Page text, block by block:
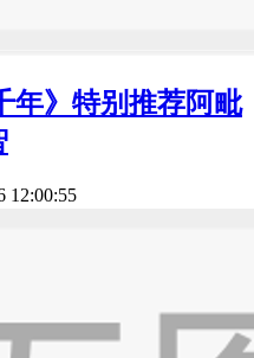
年》特别推荐阿毗
12:00:55